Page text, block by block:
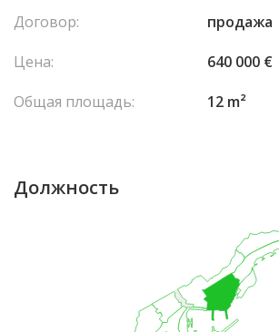
Договор:
продажа
Цена:
640 000 €
Общая площадь:
12 m²
Должность